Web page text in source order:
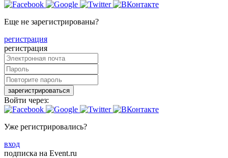
Еще не зарегистрированы?
регистрация
регистрация
зарегистрироваться
Войти через:
Уже регистрировались?
вход
подписка на Event.ru